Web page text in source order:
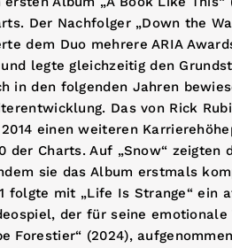
Der Nachfolger „Down the
dem Duo mehrere ARIA
legte gleichzeitig den
in den folgenden Jahren
Das von Rick
einen weiteren
der Charts. Auf „Snow“
sie das Album erstmals
folgte mit „Life Is Strange“ ein
der für seine
Forestier“ (2024),